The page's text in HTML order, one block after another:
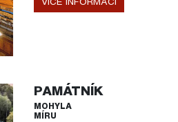
PAMÁTNÍK
MOHYLA
MÍRU